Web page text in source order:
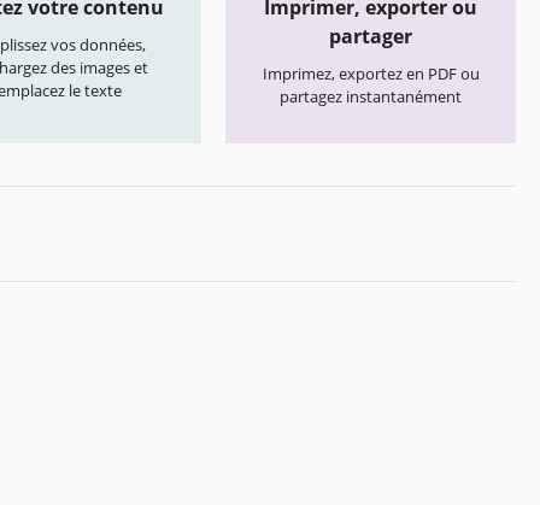
votre contenu
vos données,
des images et
le texte
Imprimer, exporter ou
partager
Imprimez, exportez en PDF ou
partagez instantanément